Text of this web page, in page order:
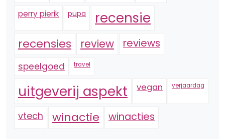
perry pierik pupa recensie
recensies review reviews
speelgoed travel
uitgeverij aspekt vegan verjaardag
vtech winactie winacties